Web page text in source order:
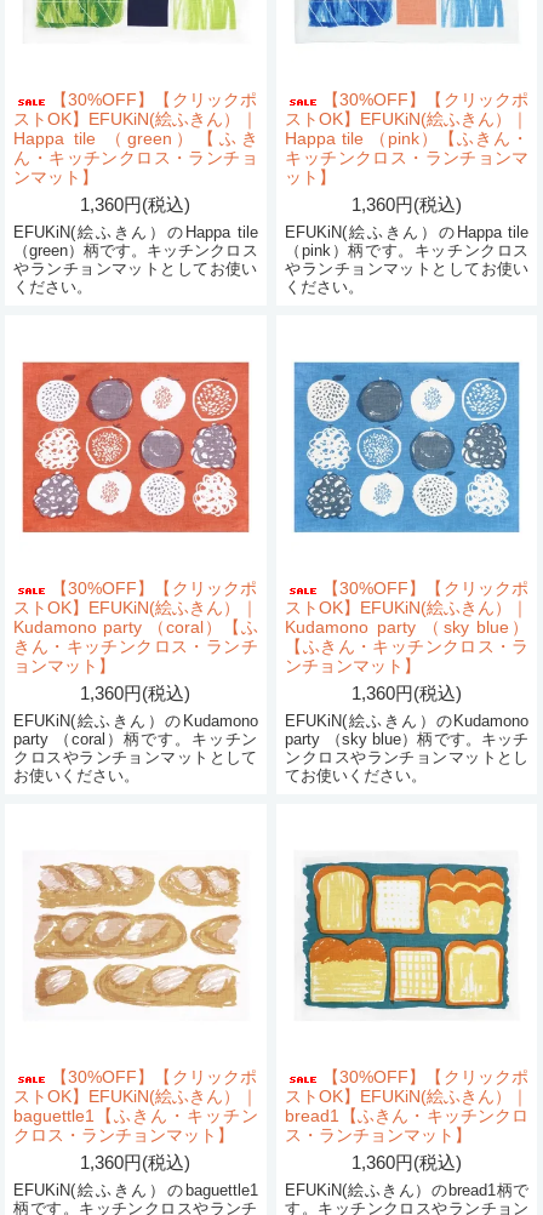
【30%OFF】【クリックポ
ストOK】EFUKiN(絵ふきん）｜
Happa tile （green）【ふき
ん・キッチンクロス・ランチョ
ンマット】
1,360円(税込)
EFUKiN(絵ふきん）のHappa tile
（green）柄です。キッチンクロス
やランチョンマットとしてお使い
ください。
【30%OFF】【クリックポ
ストOK】EFUKiN(絵ふきん）｜
Happa tile （pink）【ふきん・
キッチンクロス・ランチョンマ
ット】
1,360円(税込)
EFUKiN(絵ふきん）のHappa tile
（pink）柄です。キッチンクロス
やランチョンマットとしてお使い
ください。
【30%OFF】【クリックポ
ストOK】EFUKiN(絵ふきん）｜
Kudamono party （coral）【ふ
きん・キッチンクロス・ランチ
ョンマット】
1,360円(税込)
EFUKiN(絵ふきん）のKudamono
party （coral）柄です。キッチン
クロスやランチョンマットとして
お使いください。
【30%OFF】【クリックポ
ストOK】EFUKiN(絵ふきん）｜
Kudamono party （sky blue）
【ふきん・キッチンクロス・ラ
ンチョンマット】
1,360円(税込)
EFUKiN(絵ふきん）のKudamono
party （sky blue）柄です。キッチ
ンクロスやランチョンマットとし
てお使いください。
【30%OFF】【クリックポ
ストOK】EFUKiN(絵ふきん）｜
baguettle1【ふきん・キッチン
クロス・ランチョンマット】
1,360円(税込)
EFUKiN(絵ふきん）のbaguettle1
柄です。キッチンクロスやランチ
【30%OFF】【クリックポ
ストOK】EFUKiN(絵ふきん）｜
bread1【ふきん・キッチンクロ
ス・ランチョンマット】
1,360円(税込)
EFUKiN(絵ふきん）のbread1柄で
す。キッチンクロスやランチョン